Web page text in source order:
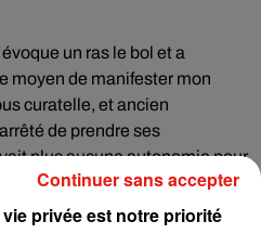
un ras le bol et a
moyen de manifester mon
curatelle, et ancien
de prendre ses
plus aucune autonomie pour
seul revenu que
il était frustré de ne pouvoir
privée est notre priorité
Continuer sans accepter